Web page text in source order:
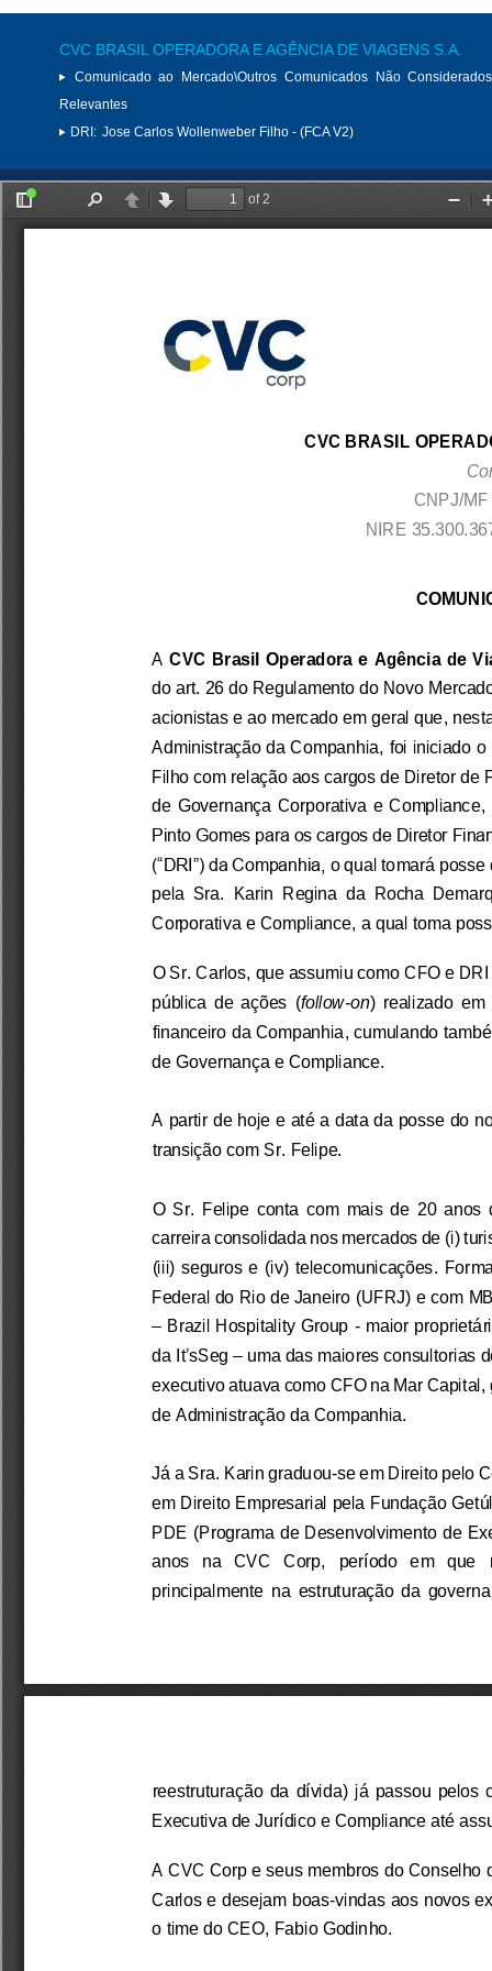
CVC BRASIL OPERADORA E AGÊNCIA DE VIAGENS S.A.
Comunicado ao Mercado\Outros Comunicados Não
Relevantes
DRI: Jose Carlos Wollenweber Filho - (FCA V2)